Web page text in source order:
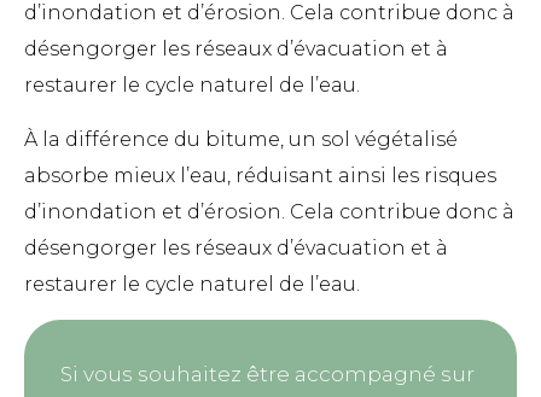
d’inondation et d’érosion. Cela contribue donc à
désengorger les réseaux d’évacuation et à
restaurer le cycle naturel de l’eau.
À la différence du bitume, un sol végétalisé
absorbe mieux l’eau, réduisant ainsi les risques
d’inondation et d’érosion. Cela contribue donc à
désengorger les réseaux d’évacuation et à
restaurer le cycle naturel de l’eau.
Si vous souhaitez être accompagné sur